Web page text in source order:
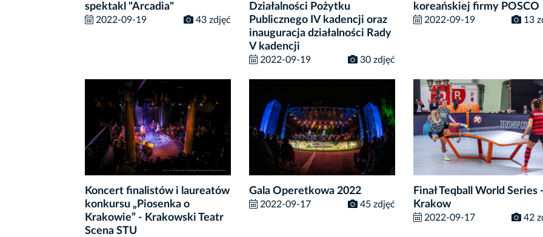
spektakl "Arcadia"
2022-09-19 43 zdjęć
Działalności Pożytku
Publicznego IV kadencji oraz
inauguracja działalności Rady
V kadencji
2022-09-19 30 zdjęć
koreańskiej firmy POSCO
2022-09-19 13
Koncert finalistów i laureatów
konkursu „Piosenka o
Krakowie” - Krakowski Teatr
Scena STU
Gala Operetkowa 2022
2022-09-17 45 zdjęć
Finał Teqball World Series
Krakow
2022-09-17 42